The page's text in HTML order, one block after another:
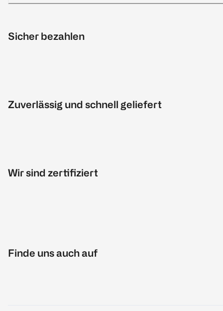
Sicher bezahlen
Zuverlässig und schnell geliefert
Wir sind zertifiziert
Finde uns auch auf